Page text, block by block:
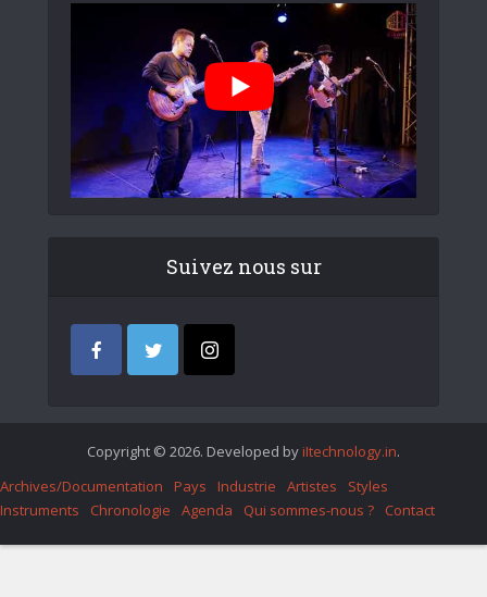
Suivez nous sur
Copyright © 2026. Developed by iItechnology.in.
Archives/Documentation
Pays Industrie Artistes
Styles
Instruments
Chronologie Agenda Qui sommes-nous ? Contact